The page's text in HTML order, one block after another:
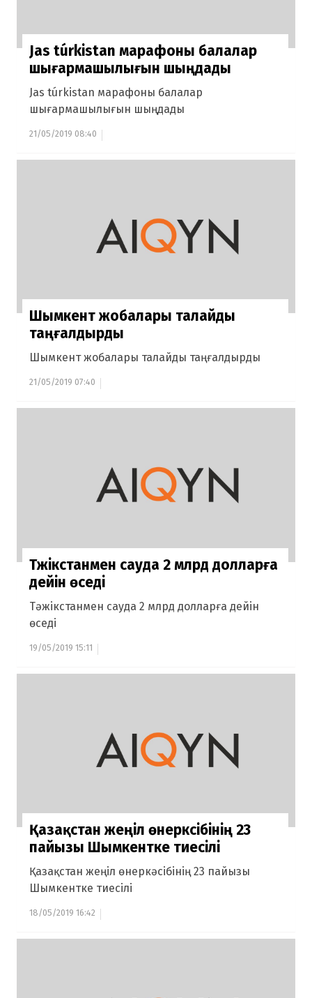
Jas túrkіstan марафоны балалар
шығармашылығын шыңдады
Jas túrkіstan марафоны балалар
шығармашылығын шыңдады
21/05/2019 08:40
Шымкент жобалары талайды
таңғалдырды
Шымкент жобалары талайды таңғалдырды
21/05/2019 07:40
Тәжікстанмен сауда 2 млрд долларға
дейін өседі
Тәжікстанмен сауда 2 млрд долларға дейін
өседі
19/05/2019 15:11
Қазақстан жеңіл өнеркәсібінің 23
пайызы Шымкентке тиесілі
Қазақстан жеңіл өнеркәсібінің 23 пайызы
Шымкентке тиесілі
18/05/2019 16:42